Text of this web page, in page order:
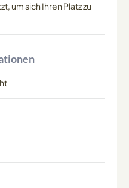
um sich Ihren Platz zu